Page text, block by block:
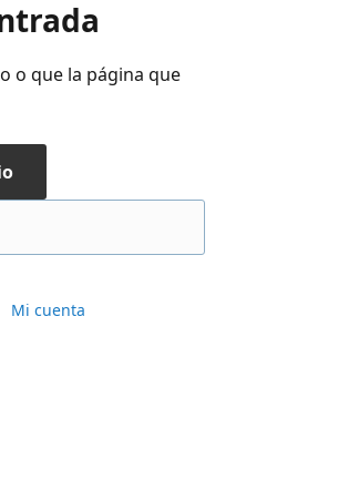
o que la página que
Mi cuenta